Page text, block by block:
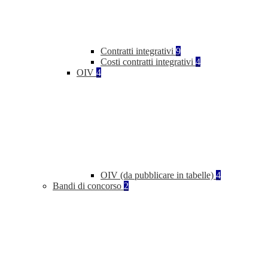
Contratti integrativi 9
Costi contratti integrativi 4
OIV 4
OIV (da pubblicare in tabelle) 4
Bandi di concorso 2